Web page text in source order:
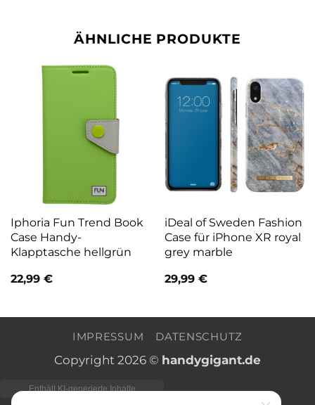
ÄHNLICHE PRODUKTE
Iphoria Fun Trend Book
Case Handy-
Klapptasche hellgrün
22,99 €
iDeal of Sweden Fashion
Case für iPhone XR royal
grey marble
29,99 €
IMPRESSUM DATENSCHUTZ
Copyright 2026 © handygigant.de